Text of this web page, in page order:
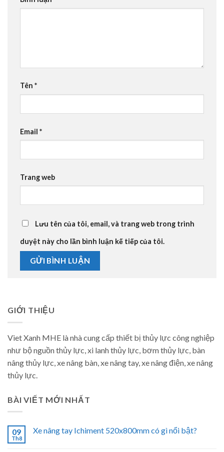
Tên *
Email *
Trang web
Lưu tên của tôi, email, và trang web trong trình
duyệt này cho lần bình luận kế tiếp của tôi.
GIỚI THIỆU
Viet Xanh MHE là nhà cung cấp thiết bị thủy lực công nghiệp
như bộ nguồn thủy lực, xi lanh thủy lực, bơm thủy lực, bàn
nâng thủy lực, xe nâng bàn, xe nâng tay, xe nâng điện, xe nâng
thủy lực.
BÀI VIẾT MỚI NHẤT
09
Th8
Xe nâng tay Ichiment 520x800mm có gì nổi bật?